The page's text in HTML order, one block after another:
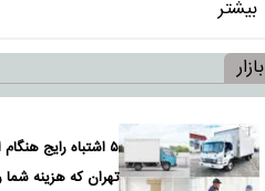
بیشتر
بازار
۵ اشتباه رایج
تهران که هزینه